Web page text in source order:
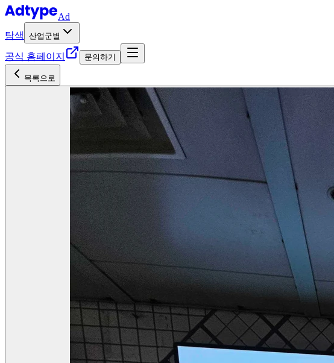
Ad
탐색
산업군별
공식 홈페이지 문의하기
목록으로